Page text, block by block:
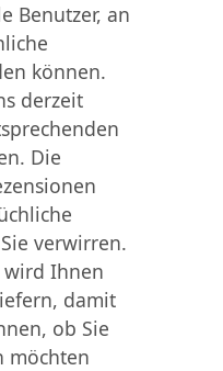
Benutzer, an
können.
derzeit
Die
verwirren.
Ihnen
damit
ob Sie
möchten